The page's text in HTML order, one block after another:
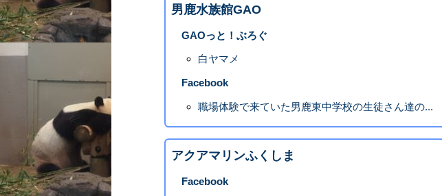
男鹿水族館GAO
GAOっと！ぶろぐ
白ヤマメ
Facebook
職場体験で来ていた男鹿東中学校の生徒さん達の...
アクアマリンふくしま
Facebook